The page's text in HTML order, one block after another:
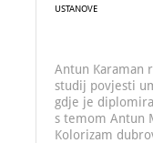
USTANOVE
Antun Karaman
studij povjesti
gdje je
s temom Antun
Kolorizam